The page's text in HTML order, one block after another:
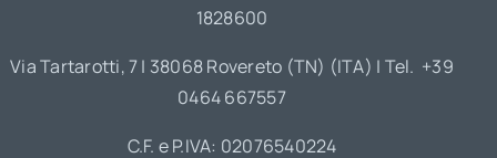
1828600
Via Tartarotti, 7 | 38068 Rovereto (TN) (ITA) | Tel. +39
0464 667557
C.F. e P.IVA: 02076540224